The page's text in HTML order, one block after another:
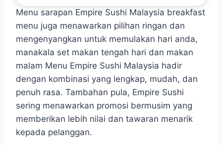
Menu sarapan Empire Sushi Malaysia breakfast
menu juga menawarkan pilihan ringan dan
mengenyangkan untuk memulakan hari anda,
manakala set makan tengah hari dan makan
malam Menu Empire Sushi Malaysia hadir
dengan kombinasi yang lengkap, mudah, dan
penuh rasa. Tambahan pula, Empire Sushi
sering menawarkan promosi bermusim yang
memberikan lebih nilai dan tawaran menarik
kepada pelanggan.